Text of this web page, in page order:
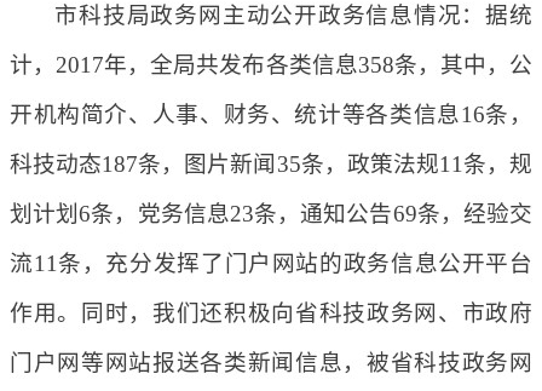
市科技局政务网主动公开政务信息情况：据统
计，2017年，全局共发布各类信息358条，其中，公
开机构简介、人事、财务、统计等各类信息16条，
科技动态187条，图片新闻35条，政策法规11条，规
划计划6条，党务信息23条，通知公告69条，经验交
流11条，充分发挥了门户网站的政务信息公开平台
作用。同时，我们还积极向省科技政务网、市政府
门户网等网站报送各类新闻信息，被省科技政务网